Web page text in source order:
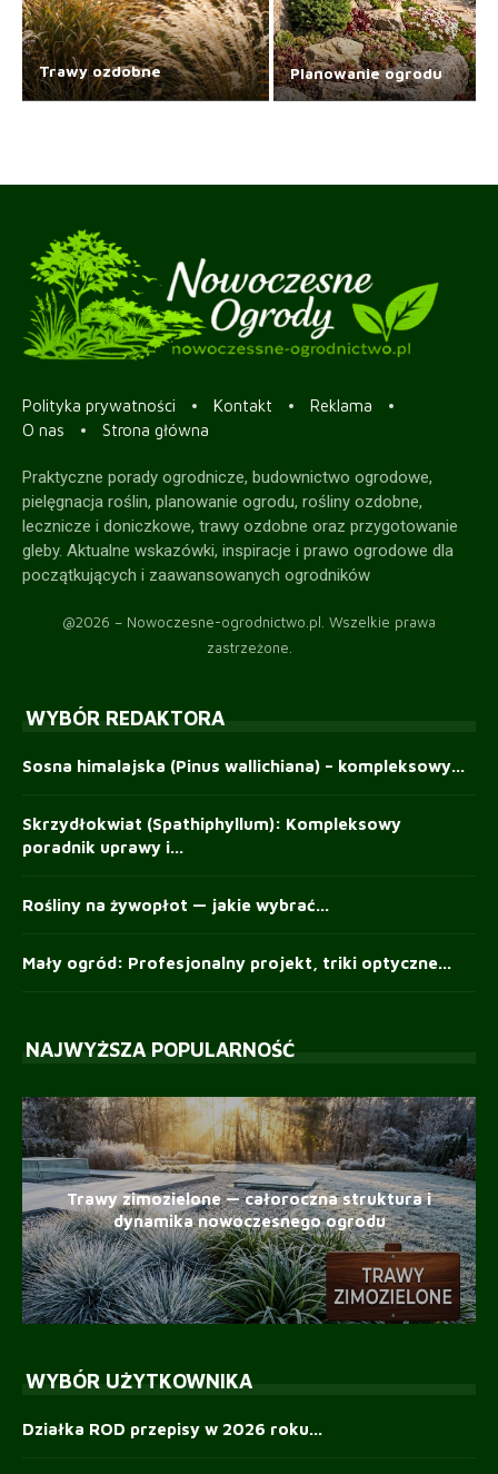
Trawy ozdobne Planowanie ogrodu
Polityka prywatności Kontakt
Reklama
O nas
Strona główna
Praktyczne porady ogrodnicze, budownictwo ogrodowe,
pielęgnacja roślin, planowanie ogrodu, rośliny ozdobne,
lecznicze i doniczkowe, trawy ozdobne oraz przygotowanie
gleby. Aktualne wskazówki, inspiracje i prawo ogrodowe dla
początkujących i zaawansowanych ogrodników
@2026 – Nowoczesne-ogrodnictwo.pl. Wszelkie prawa
zastrzeżone.
WYBÓR REDAKTORA
Sosna himalajska (Pinus wallichiana) – kompleksowy...
Skrzydłokwiat (Spathiphyllum): Kompleksowy
poradnik uprawy i...
Rośliny na żywopłot — jakie wybrać...
Mały ogród: Profesjonalny projekt, triki optyczne...
NAJWYŻSZA POPULARNOŚĆ
Trawy zimozielone — całoroczna struktura i
dynamika nowoczesnego ogrodu
WYBÓR UŻYTKOWNIKA
Działka ROD przepisy w 2026 roku...